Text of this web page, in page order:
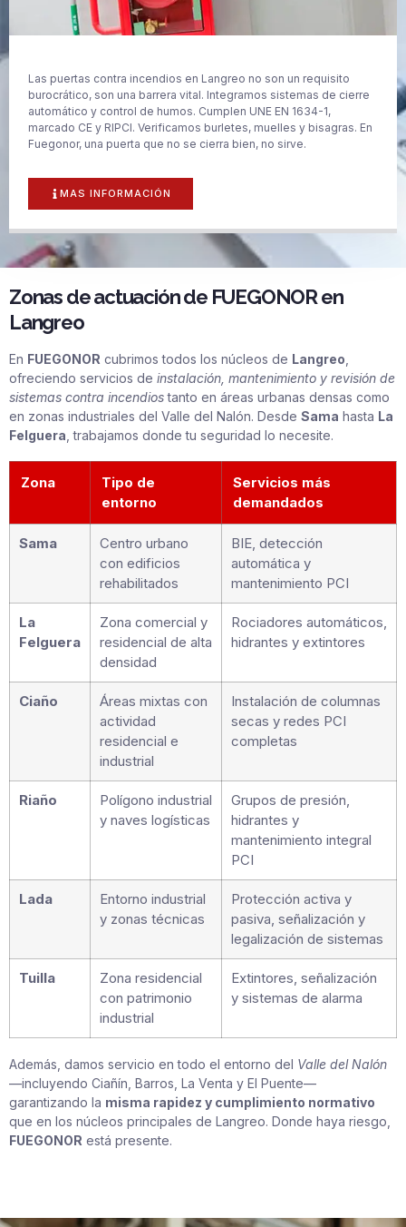
Las puertas contra incendios en Langreo no son un requisito
burocrático, son una barrera vital. Integramos sistemas de cierre
automático y control de humos. Cumplen UNE EN 1634-1,
marcado CE y RIPCI. Verificamos burletes, muelles y bisagras. En
Fuegonor, una puerta que no se cierra bien, no sirve.
MAS INFORMACIÓN
Zonas de actuación de FUEGONOR en
Langreo
En FUEGONOR cubrimos todos los núcleos de Langreo
ofreciendo servicios de instalación, mantenimiento y revisión de
sistemas contra incendiostanto en áreas urbanas densas como
en zonas industriales del Valle del Nalón. Desde Sama hasta La
Felguera , trabajamos donde tu seguridad lo necesite.
Zona
Tipo de
entorno
Servicios más
demandados
Sama
Centro urbano
con edificios
rehabilitados
BIE, detección
automática y
mantenimiento PCI
La
Felguera
Zona comercial y
residencial de alta
densidad
Rociadores automáticos,
hidrantes y extintores
Ciaño
Áreas mixtas con
actividad
residencial e
industrial
Instalación de columnas
secas y redes PCI
completas
Riaño
Polígono industrial
y naves logísticas
Grupos de presión,
hidrantes y
mantenimiento integral
PCI
Lada
Entorno industrial
y zonas técnicas
Protección activa y
pasiva, señalización y
legalización de sistemas
Tuilla
Zona residencial
con patrimonio
industrial
Extintores, señalización
y sistemas de alarma
Además, damos servicio en todo el entorno del Valle del Nalón
—incluyendo Ciañín, Barros, La Venta y El Puente—
garantizando la misma rapidez y cumplimiento normativo
que en los núcleos principales de Langreo. Donde haya riesgo,
FUEGONOR está presente.